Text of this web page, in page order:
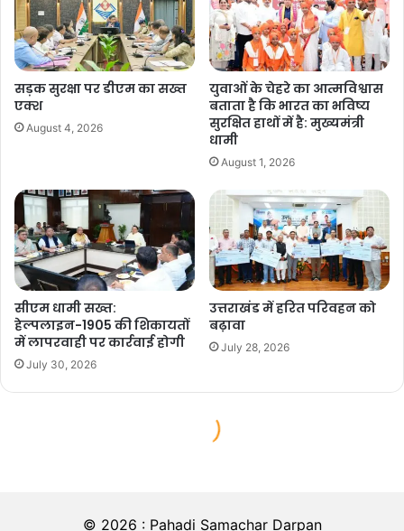
© 2026 : Pahadi Samachar Darpan